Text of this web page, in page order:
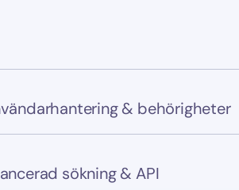
& behörigheter
sökning & API